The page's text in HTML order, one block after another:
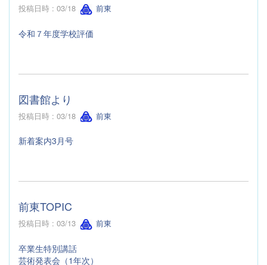
投稿日時 : 03/18 前東
令和７年度学校評価
図書館より
投稿日時 : 03/18 前東
新着案内3月号
前東TOPIC
投稿日時 : 03/13 前東
卒業生特別講話
芸術発表会（1年次）